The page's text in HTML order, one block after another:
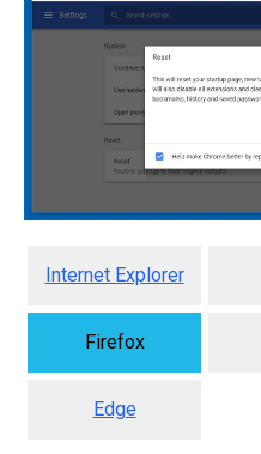
Internet Explorer
Firefox
Edge